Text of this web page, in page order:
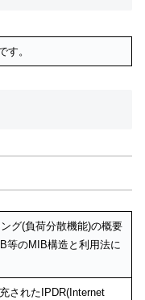
す。
グ(負荷分散機能)の概要
等のMIB構造と利用法に
されたIPDR(Internet